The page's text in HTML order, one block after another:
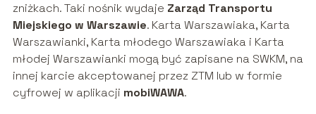
zniżkach. Taki nośnik wydaje Zarząd Transportu
Miejskiego w Warszawie. Karta Warszawiaka, Karta
Warszawianki, Karta młodego Warszawiaka i Karta
młodej Warszawianki mogą być zapisane na SWKM, na
innej karcie akceptowanej przez ZTM lub w formie
cyfrowej w aplikacji mobiWAWA.